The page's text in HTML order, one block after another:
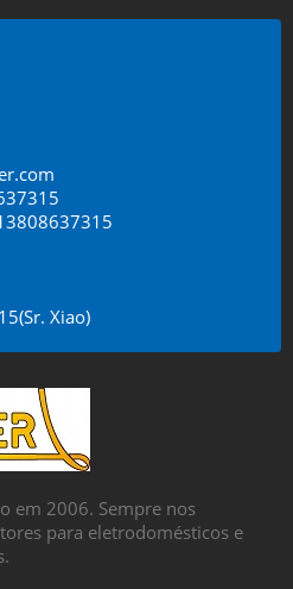
Xiao)
em 2006. Sempre nos
para eletrodomésticos e